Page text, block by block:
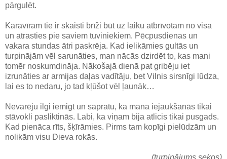
pārgulēt.
Karavīram tie ir skaisti brīži būt uz laiku atbrīvotam no visa
un atrasties pie saviem tuviniekiem. Pēcpusdienas un
vakara stundas ātri paskrēja. Kad ielikāmies gultās un
turpinājām vēl sarunāties, man nācās dzirdēt to, kas mani
tomēr noskumdināja. Nākošajā dienā pat gribēju iet
izrunāties ar armijas daļas vadītāju, bet Vilnis sirsnīgi lūdza,
lai es to nedaru, jo tad kļūšot vēl ļaunāk…
Nevarēju ilgi iemigt un sapratu, ka mana iejaukšanās tikai
stāvokli pasliktinās. Labi, ka viņam bija atlicis tikai pusgads.
Kad pienāca rīts, šķīrāmies. Pirms tam kopīgi pielūdzām un
nolikām visu Dieva rokās.
(turpinājums sekos)